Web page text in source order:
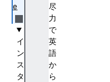
尽
力
で
英
語
か
ら
e
イ
ン
ス
タ